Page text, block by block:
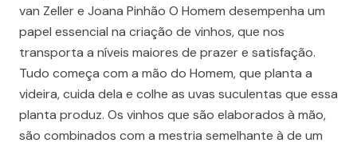
van Zeller e Joana Pinhão O Homem desempenha um
papel essencial na criação de vinhos, que nos
transporta a níveis maiores de prazer e satisfação.
Tudo começa com a mão do Homem, que planta a
videira, cuida dela e colhe as uvas suculentas que essa
planta produz. Os vinhos que são elaborados à mão,
são combinados com a mestria semelhante à de um